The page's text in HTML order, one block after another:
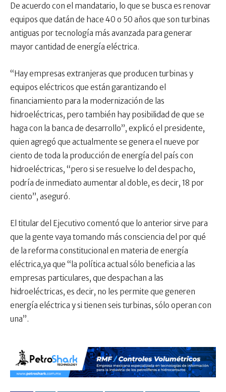
De acuerdo con el mandatario, lo que se busca es renovar
equipos que datán de hace 40 o 50 años que son turbinas
antiguas por tecnología más avanzada para generar
mayor cantidad de energía eléctrica.
“Hay empresas extranjeras que producen turbinas y
equipos eléctricos que están garantizando el
financiamiento para la modernización de las
hidroeléctricas, pero también hay posibilidad de que se
haga con la banca de desarrollo”, explicó el presidente,
quien agregó que actualmente se genera el nueve por
ciento de toda la producción de energía del país con
hidroeléctricas, “pero si se resuelve lo del despacho,
podría de inmediato aumentar al doble, es decir, 18 por
ciento”, aseguró.
El titular del Ejecutivo comentó que lo anterior sirve para
que la gente vaya tomando más consciencia del por qué
de la reforma constitucional en materia de energía
eléctrica,ya que “la política actual sólo beneficia a las
empresas particulares, que despachan a las
hidroeléctricas, es decir, no les permite que generen
energía eléctrica y si tienen seis turbinas, sólo operan con
una”.